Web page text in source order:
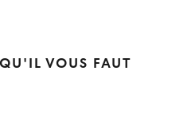
VOUS FAUT